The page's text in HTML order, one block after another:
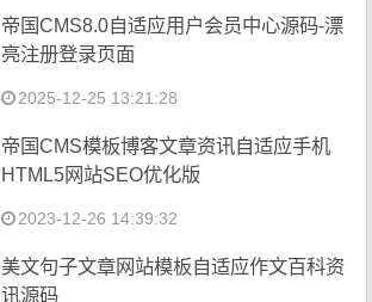
帝国CMS8.0自适应用户会员中心源码-漂
亮注册登录页面
2025-12-25 13:21:28
帝国CMS模板博客文章资讯自适应手机
HTML5网站SEO优化版
2023-12-26 14:39:32
美文句子文章网站模板自适应作文百科资
讯源码